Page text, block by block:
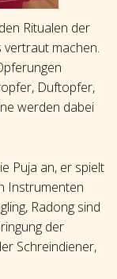
Ritualen der
machen.
Duftopfer,
werden dabei
Puja an, er spielt
Instrumenten
Radong sind
der
Schreindiener,